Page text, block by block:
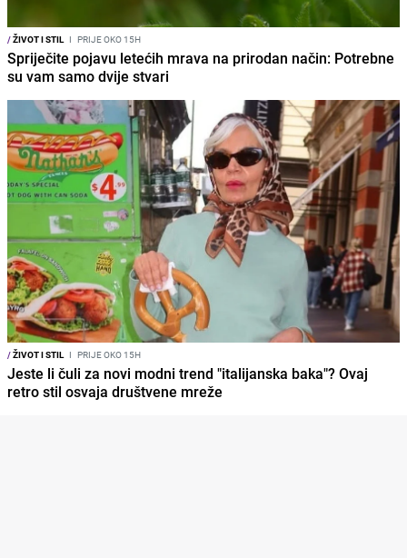
/ŽIVOT I STIL I PRIJE OKO 15H
Spriječite pojavu letećih mrava na prirodan način: Potrebne
su vam samo dvije stvari
/ŽIVOT I STIL I PRIJE OKO 15H
Jeste li čuli za novi modni trend "italijanska baka"? Ovaj
retro stil osvaja društvene mreže